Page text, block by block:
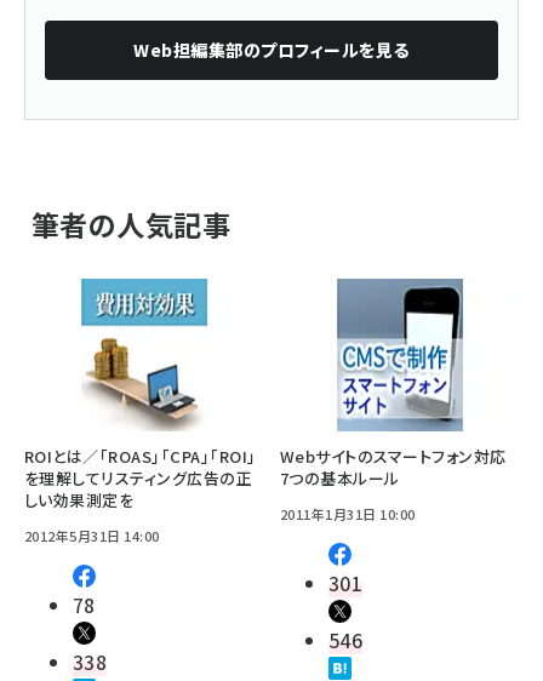
Web担編集部のプロフィールを見る
筆者の人気記事
ROIとは／「ROAS」「CPA」「ROI」
を理解してリスティング広告の正
しい効果測定を
2012年5月31日 14:00
78
338
Webサイトのスマートフォン対応
7つの基本ルール
2011年1月31日 10:00
301
546